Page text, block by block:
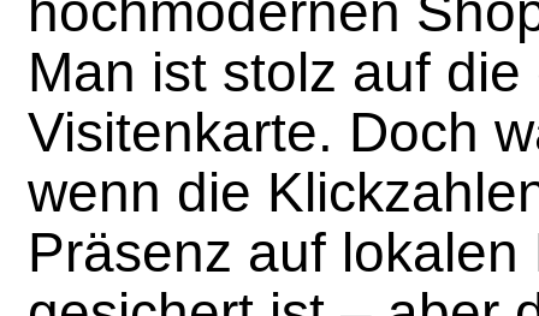
Man ist stolz auf die
Visitenkarte. Doch
wenn die
Präsenz auf lokalen